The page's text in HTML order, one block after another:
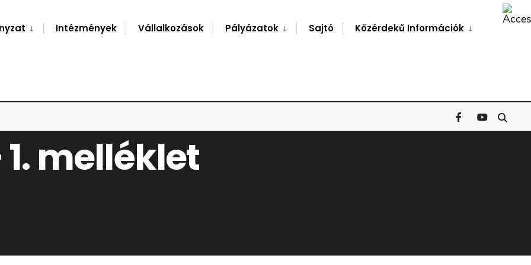
Intézmények Vállalkozások Pályázatok Sajtó Közérdekű Információk
melléklet
Window